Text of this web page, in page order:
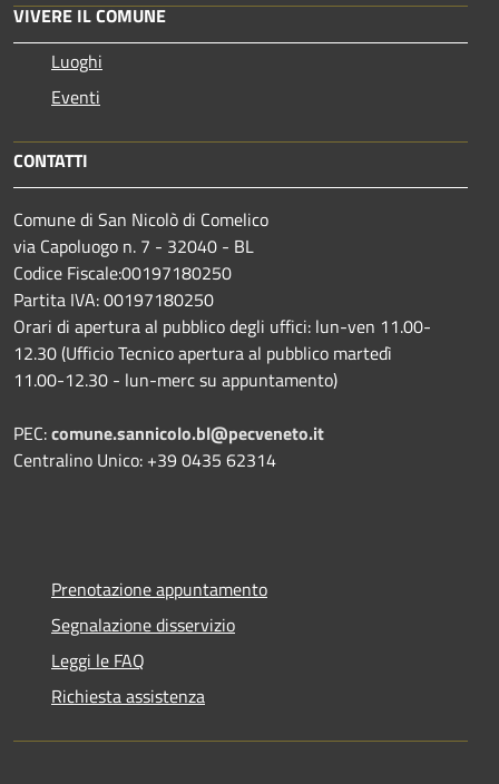
VIVERE IL COMUNE
Luoghi
Eventi
CONTATTI
Comune di San Nicolò di Comelico
via Capoluogo n. 7 - 32040 - BL
Codice Fiscale:00197180250
Partita IVA: 00197180250
Orari di apertura al pubblico degli uffici: lun-ven 11.00-
12.30 (Ufficio Tecnico apertura al pubblico martedì
11.00-12.30 - lun-merc su appuntamento)
PEC:comune.sannicolo.bl@pecveneto.it
Centralino Unico: +39 0435 62314
Prenotazione appuntamento
Segnalazione disservizio
Leggi le FAQ
Richiesta assistenza